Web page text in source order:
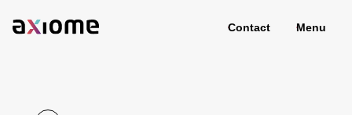
Contact Menu